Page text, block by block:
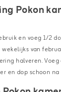
Pokon
en voeg 1/2
van
halveren.
en dop schoon na